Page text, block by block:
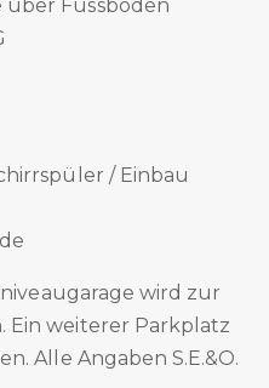
über Fussboden
/ Einbau
wird zur
Ein weiterer Parkplatz
Alle Angaben S.E.&O.